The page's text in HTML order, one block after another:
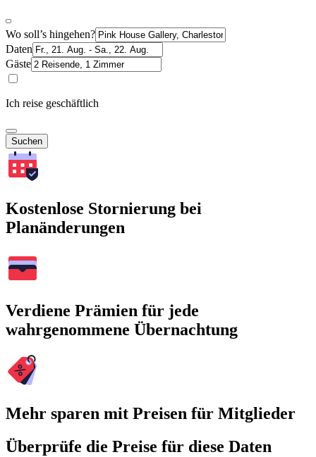
Wo soll’s hingehen?
Daten
Gäste
Ich reise geschäftlich
Suchen
Kostenlose Stornierung bei
Planänderungen
Verdiene Prämien für jede
wahrgenommene Übernachtung
Mehr sparen mit Preisen für Mitglieder
Überprüfe die Preise für diese Daten